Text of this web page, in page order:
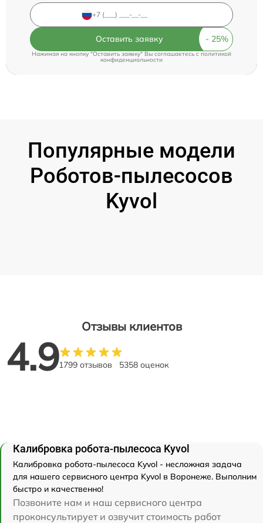
Оставить заявку
Нажимая на кнопку "Оставить заявку" Вы соглашаетесь cполитикой
конфиденциальности
Популярные модели
Роботов-пылесосов
Kyvol
Отзывы клиентов
4.91799 отзывов 5358 оценок
Калибровка робота-пылесоса Kyvol
Калибровка робота-пылесоса Kyvol - несложная задача
для нашего сервисного центра Kyvol в Воронеже. Выполним
быстро и качественно!
Позвоните нам и наш сервисного центра
проконсультирует и озвучит стоимость работ